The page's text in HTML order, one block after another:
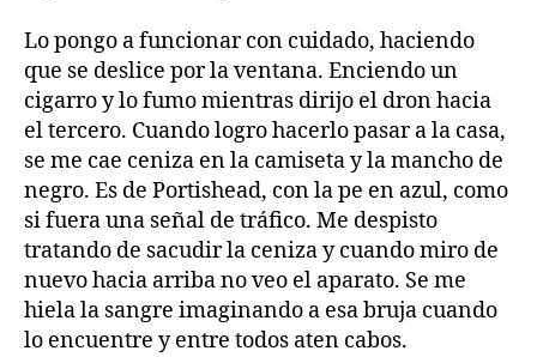
Lo pongo a funcionar con cuidado, haciendo
que se deslice por la ventana. Enciendo un
cigarro y lo fumo mientras dirijo el dron hacia
el tercero. Cuando logro hacerlo pasar a la casa,
se me cae ceniza en la camiseta y la mancho de
negro. Es de Portishead, con la pe en azul, como
si fuera una señal de tráfico. Me despisto
tratando de sacudir la ceniza y cuando miro de
nuevo hacia arriba no veo el aparato. Se me
hiela la sangre imaginando a esa bruja cuando
lo encuentre y entre todos aten cabos.